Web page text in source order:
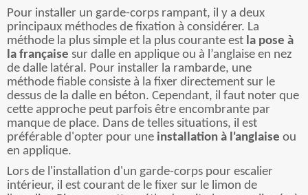
Pour installer un garde-corps rampant, il y a deux
principaux méthodes de fixation à considérer. La
méthode la plus simple et la plus courante est la pose à
la française sur dalle en applique ou à l’anglaise en nez
de dalle latéral. Pour installer la rambarde, une
méthode fiable consiste à la fixer directement sur le
dessus de la dalle en béton. Cependant, il faut noter que
cette approche peut parfois être encombrante par
manque de place. Dans de telles situations, il est
préférable d'opter pour une installation à l'anglaise ou
en applique.
Lors de l'installation d'un garde-corps pour escalier
intérieur, il est courant de le fixer sur le limon de